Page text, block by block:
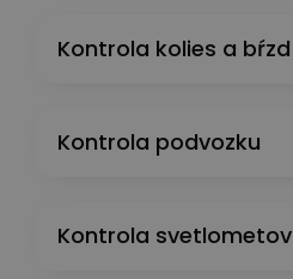
Kontrola kolies a bŕzd
Kontrola podvozku
Kontrola svetlometov